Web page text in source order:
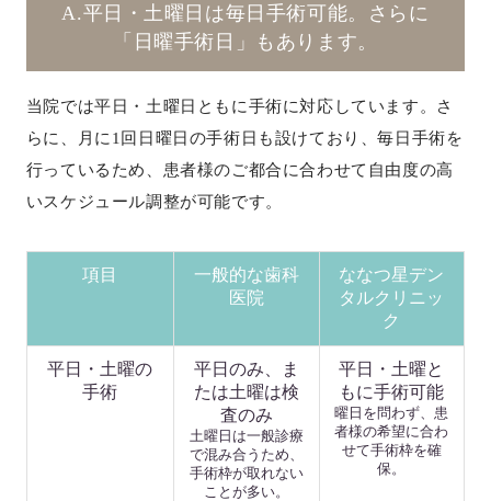
A.平日・土曜日は毎日手術可能。さらに
「日曜手術日」もあります。
当院では平日・土曜日ともに手術に対応しています。さ
らに、月に1回日曜日の手術日も設けており、毎日手術を
行っているため、患者様のご都合に合わせて自由度の高
いスケジュール調整が可能です。
項目
一般的な歯科
医院
ななつ星デン
タルクリニッ
ク
平日・土曜の
手術
平日のみ、ま
たは土曜は検
査のみ
土曜日は一般診療
で混み合うため、
手術枠が取れない
ことが多い。
平日・土曜と
もに手術可能
曜日を問わず、患
者様の希望に合わ
せて手術枠を確
保。